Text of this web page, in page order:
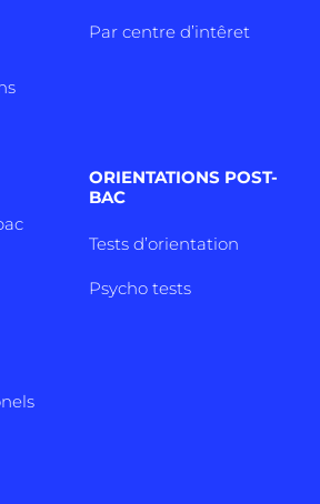
Par centre d’intêret
ORIENTATIONS POST-
BAC
Tests d’orientation
Psycho tests